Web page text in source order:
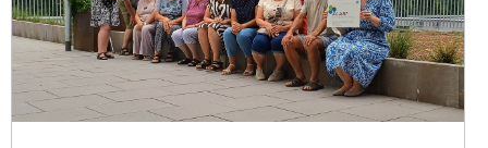
geben
wir
hier
eine
Übersicht